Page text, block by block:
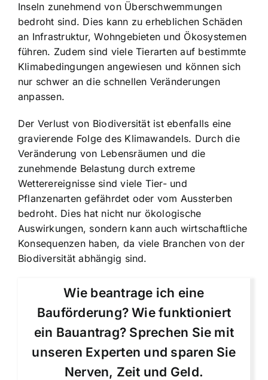
Inseln zunehmend von Überschwemmungen
bedroht sind. Dies kann zu erheblichen Schäden
an Infrastruktur, Wohngebieten und Ökosystemen
führen. Zudem sind viele Tierarten auf bestimmte
Klimabedingungen angewiesen und können sich
nur schwer an die schnellen Veränderungen
anpassen.
Der Verlust von Biodiversität ist ebenfalls eine
gravierende Folge des Klimawandels. Durch die
Veränderung von Lebensräumen und die
zunehmende Belastung durch extreme
Wetterereignisse sind viele Tier- und
Pflanzenarten gefährdet oder vom Aussterben
bedroht. Dies hat nicht nur ökologische
Auswirkungen, sondern kann auch wirtschaftliche
Konsequenzen haben, da viele Branchen von der
Biodiversität abhängig sind.
Wie beantrage ich eine
Bauförderung? Wie funktioniert
ein Bauantrag? Sprechen Sie mit
unseren Experten und sparen Sie
Nerven, Zeit und Geld.